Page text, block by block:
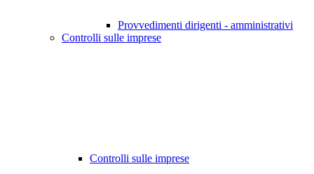
Provvedimenti dirigenti - amministrativi
Controlli sulle imprese
Controlli sulle imprese